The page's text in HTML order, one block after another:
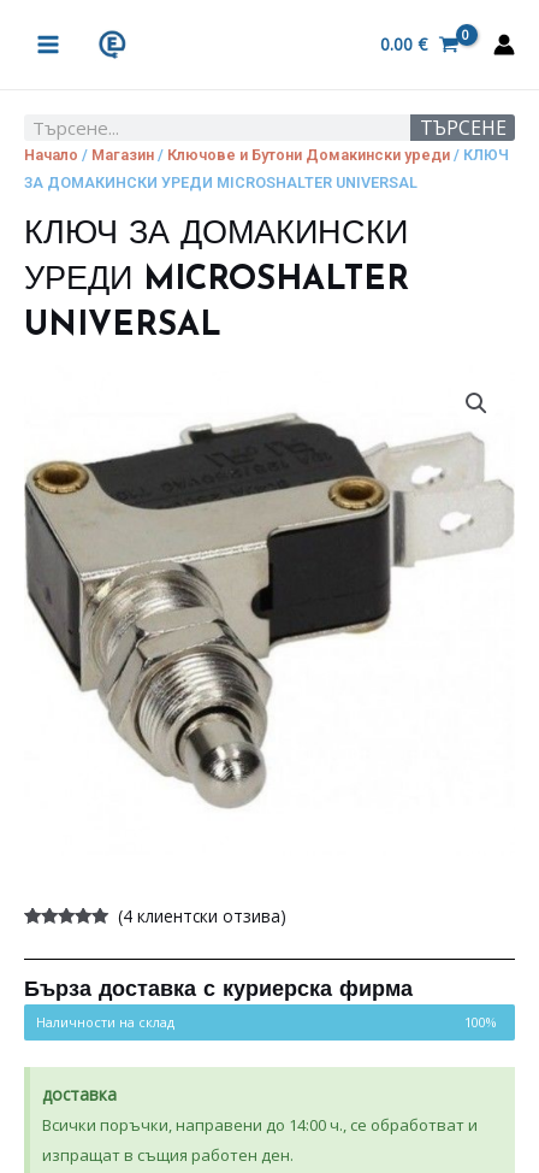
MENU
0.00 €
Search ТЪРСЕНЕ
Начало / Магазин / Ключове и Бутони Домакински уреди / КЛЮЧ
ЗА ДОМАКИНСКИ УРЕДИ MICROSHALTER UNIVERSAL
КЛЮЧ ЗА ДОМАКИНСКИ
УРЕДИ MICROSHALTER
UNIVERSAL
5.00от 5,
потребителски
оценки
(4клиентски отзива)
Бърза доставка с куриерска фирма
Наличности на склад 100%
доставка
Всички поръчки, направени до 14:00 ч., се обработват и
изпращат в същия работен ден.